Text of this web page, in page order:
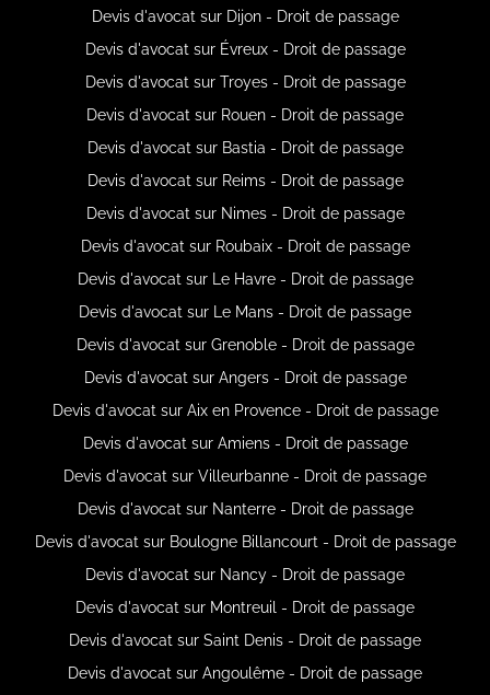
Devis d'avocat sur Dijon - Droit de passage
Devis d'avocat sur Évreux - Droit de passage
Devis d'avocat sur Troyes - Droit de passage
Devis d'avocat sur Rouen - Droit de passage
Devis d'avocat sur Bastia - Droit de passage
Devis d'avocat sur Reims - Droit de passage
Devis d'avocat sur Nimes - Droit de passage
Devis d'avocat sur Roubaix - Droit de passage
Devis d'avocat sur Le Havre - Droit de passage
Devis d'avocat sur Le Mans - Droit de passage
Devis d'avocat sur Grenoble - Droit de passage
Devis d'avocat sur Angers - Droit de passage
Devis d'avocat sur Aix en Provence - Droit de passage
Devis d'avocat sur Amiens - Droit de passage
Devis d'avocat sur Villeurbanne - Droit de passage
Devis d'avocat sur Nanterre - Droit de passage
Devis d'avocat sur Boulogne Billancourt - Droit de passage
Devis d'avocat sur Nancy - Droit de passage
Devis d'avocat sur Montreuil - Droit de passage
Devis d'avocat sur Saint Denis - Droit de passage
Devis d'avocat sur Angoulême - Droit de passage